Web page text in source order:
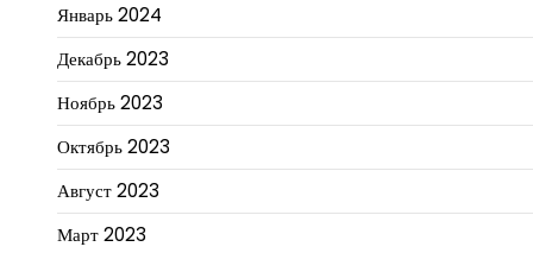
Январь 2024
Декабрь 2023
Ноябрь 2023
Октябрь 2023
Август 2023
Март 2023